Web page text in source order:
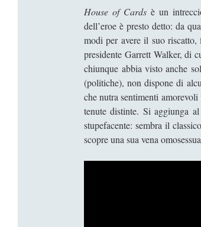
House of Cards è un
dell’eroe è presto detto: da
modi per avere il suo riscatto,
presidente Garrett Walker, di
chiunque abbia visto anche
(politiche), non dispone di
che nutra sentimenti amorevoli
tenute distinte. Si aggiunga
stupefacente: sembra il
scopre una sua vena